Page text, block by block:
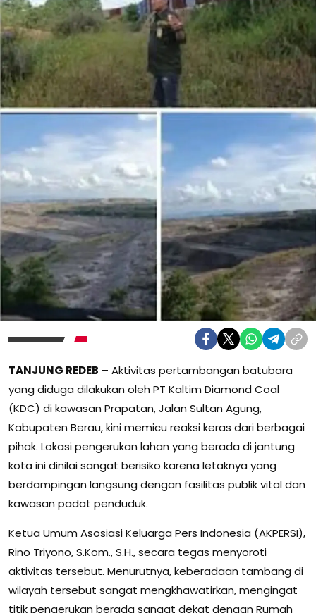
TANJUNG REDEB – Aktivitas pertambangan batubara
yang diduga dilakukan oleh PT Kaltim Diamond Coal
(KDC) di kawasan Prapatan, Jalan Sultan Agung,
Kabupaten Berau, kini memicu reaksi keras dari berbagai
pihak. Lokasi pengerukan lahan yang berada di jantung
kota ini dinilai sangat berisiko karena letaknya yang
berdampingan langsung dengan fasilitas publik vital dan
kawasan padat penduduk.
Ketua Umum Asosiasi Keluarga Pers Indonesia (AKPERSI),
Rino Triyono, S.Kom., S.H., secara tegas menyoroti
aktivitas tersebut. Menurutnya, keberadaan tambang di
wilayah tersebut sangat mengkhawatirkan, mengingat
titik pengerukan berada sangat dekat dengan Rumah